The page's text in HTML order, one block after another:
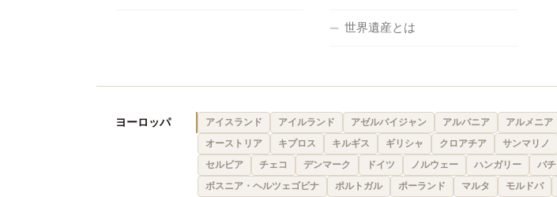
世界遺産とは
ヨーロッパ アイスランド アイルランド アゼルバイジャン アルバニア アルメニア
オーストリア
キプロス キルギス ギリシャ クロアチア サンマリノ
セルビア
チェコ デンマーク ドイツ ノルウェー ハンガリー バ
ボスニア・ヘルツェゴビナ
ポルトガル ポーランド マルタ モルドバ